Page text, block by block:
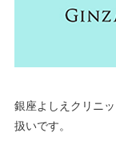
銀座よしえクリニ
扱いです。